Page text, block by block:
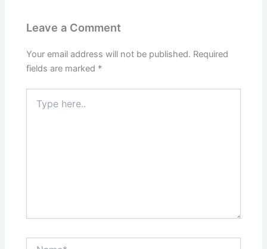
Leave a Comment
Your email address will not be published. Required
fields are marked *
here..